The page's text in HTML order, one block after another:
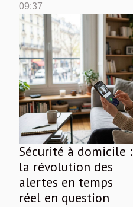
Sécurité à domicile :
la révolution des
alertes en temps
réel en question
publicitaires doivent se
distinguer. Parmi les
solutions existantes,
les tentes publicitaires
gonflables offrent une
palette d'avantages
non négligeables. Elles
attirent l'œil, véhiculent
un message impactant
et...
09:37